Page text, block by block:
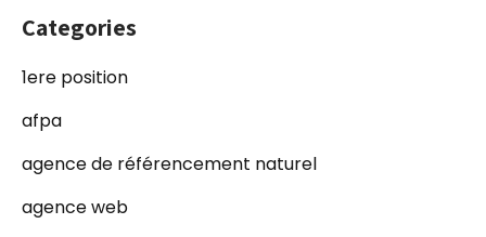
Categories
1ere position
afpa
agence de référencement naturel
agence web